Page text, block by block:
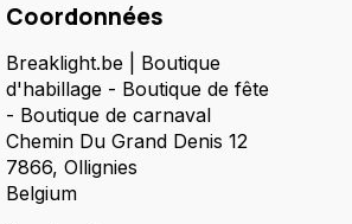
Coordonnées
Breaklight.be | Boutique
d'habillage - Boutique de fête
- Boutique de carnaval
Chemin Du Grand Denis 12
7866, Ollignies
Belgium